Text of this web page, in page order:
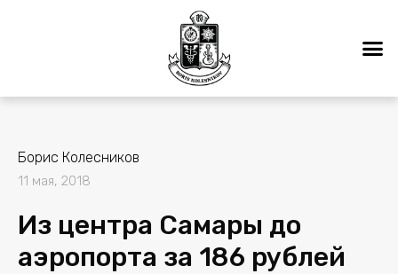
Борис Колесников
11 мая, 2018
Из центра Самары до
аэропорта за 186 рублей